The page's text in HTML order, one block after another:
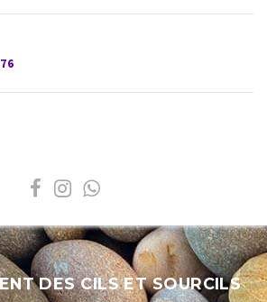
DES CILS ET SOURCILS